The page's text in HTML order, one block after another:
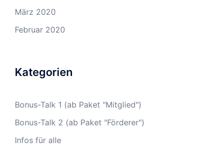
März 2020
Februar 2020
Kategorien
Bonus-Talk 1 (ab Paket "Mitglied")
Bonus-Talk 2 (ab Paket "Förderer")
Infos für alle